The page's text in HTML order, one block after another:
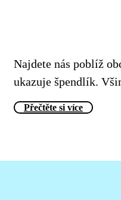
Najdete nás poblíž
ukazuje špendlík.
Přečtěte si více